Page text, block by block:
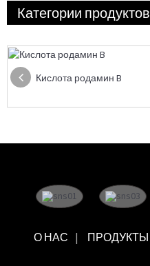
Категории продуктов
Кислота родамин B
О НАС ПРОДУКТЫ